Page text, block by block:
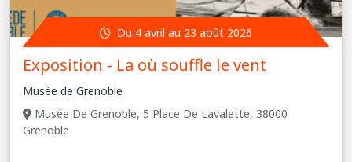
Du 4 avril au 23 août 2026
Exposition - La où souffle le vent
Musée de Grenoble
Musée De Grenoble, 5 Place De Lavalette, 38000
Grenoble